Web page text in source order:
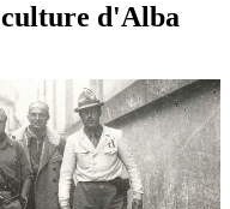
culture d'Alba